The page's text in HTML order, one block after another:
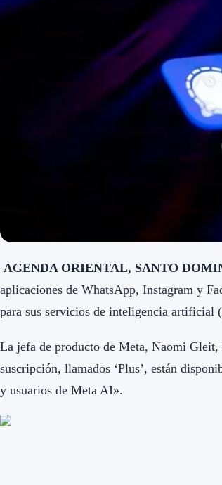
AGENDA ORIENTAL, SANTO
aplicaciones de WhatsApp, Instagram y
para sus servicios de inteligencia artificial
La jefa de producto de Meta, Naomi Gleit,
suscripción, llamados ‘Plus’, están
y usuarios de Meta AI».